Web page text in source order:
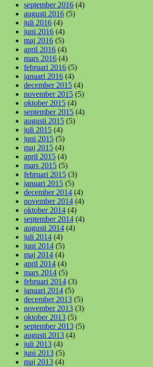
september 2016 (4)
augusti 2016 (5)
juli 2016 (4)
juni 2016 (4)
maj 2016 (5)
april 2016 (4)
mars 2016 (4)
februari 2016 (5)
januari 2016 (4)
december 2015 (4)
november 2015 (5)
oktober 2015 (4)
september 2015 (4)
augusti 2015 (5)
juli 2015 (4)
juni 2015 (5)
maj 2015 (4)
april 2015 (4)
mars 2015 (5)
februari 2015 (3)
januari 2015 (5)
december 2014 (4)
november 2014 (4)
oktober 2014 (4)
september 2014 (4)
augusti 2014 (4)
juli 2014 (4)
juni 2014 (5)
maj 2014 (4)
april 2014 (4)
mars 2014 (5)
februari 2014 (3)
januari 2014 (5)
december 2013 (5)
november 2013 (3)
oktober 2013 (5)
september 2013 (5)
augusti 2013 (4)
juli 2013 (4)
juni 2013 (5)
maj 2013 (4)